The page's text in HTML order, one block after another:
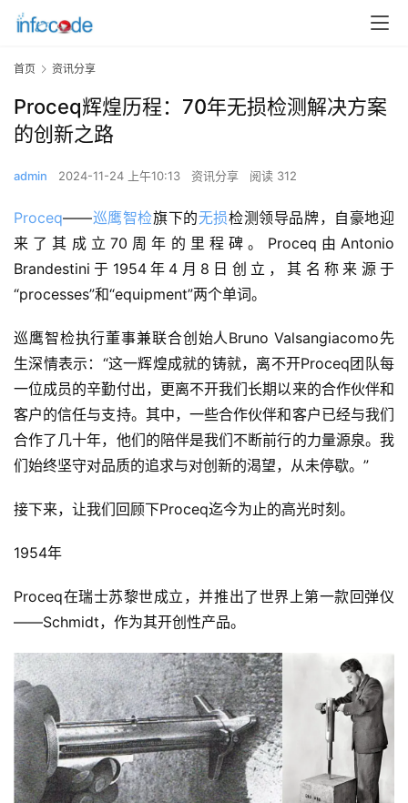
首页 资讯分享
Proceq辉煌历程：70年无损检测解决方案
的创新之路
admin 2024-11-24 上午10:13 资讯分享 阅读 312
Proceq——巡鹰智检旗下的无损检测领导品牌，自豪地迎
来了其成立70周年的里程碑。Proceq由Antonio
Brandestini于1954年4月8日创立，其名称来源于
“processes”和“equipment”两个单词。
巡鹰智检执行董事兼联合创始人Bruno Valsangiacomo先
生深情表示：“这一辉煌成就的铸就，离不开Proceq团队每
一位成员的辛勤付出，更离不开我们长期以来的合作伙伴和
客户的信任与支持。其中，一些合作伙伴和客户已经与我们
合作了几十年，他们的陪伴是我们不断前行的力量源泉。我
们始终坚守对品质的追求与对创新的渴望，从未停歇。”
接下来，让我们回顾下Proceq迄今为止的高光时刻。
1954年
Proceq在瑞士苏黎世成立，并推出了世界上第一款回弹仪
——Schmidt，作为其开创性产品。